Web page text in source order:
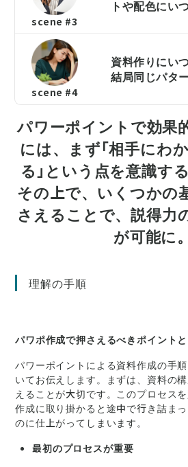
scene #3
トや配色にい
scene #4
資料作りにい
結局同じパタ
パワーポイントで効果
には、まず「相手にわ
る」という点を意識す
その上で、いくつかの
さえることで、説得力
が可能に。
理解の手順
パワポ作成で押さえるべきポイントと
パワーポイントによる資料作成の手
いてお伝えします。まずは、資料の
えることが大切です。このプロセス
作成に取り掛かると途中で行き詰ま
のに仕上がってしまいます。
最初のプロセスが重要